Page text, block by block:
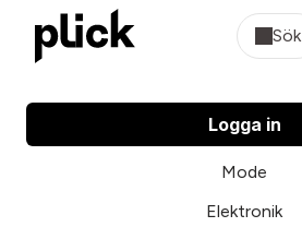
Sök
Logga in
Mode
Elektronik